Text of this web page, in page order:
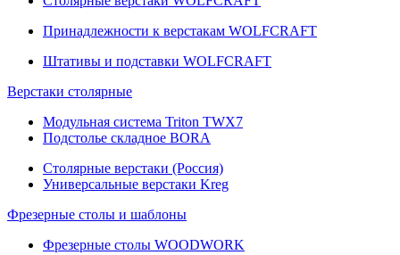
Принадлежности к верстакам WOLFCRAFT
Штативы и подставки WOLFCRAFT
Верстаки столярные
Модульная система Triton TWX7
Подстолье складное BORA
Столярные верстаки (Россия)
Универсальные верстаки Kreg
Фрезерные столы и шаблоны
Фрезерные столы WOODWORK